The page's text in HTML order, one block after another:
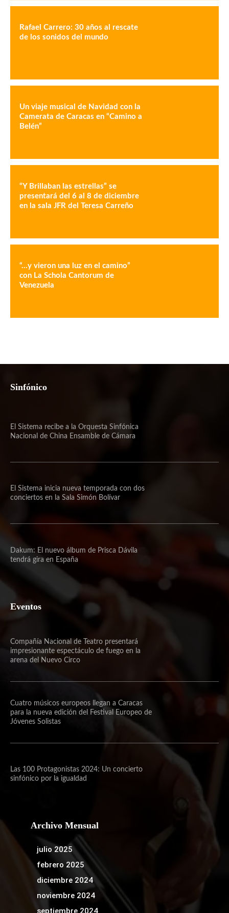
Rafael Carrero: 30 años al rescate
de los sonidos del mundo
Un viaje musical de Navidad con la
Camerata de Caracas en “Camino a
Belén”
“Y Brillaban las estrellas” se
presentará del 6 al 8 de diciembre
en la sala JFR del Teresa Carreño
“…y vieron una luz en el camino”
con La Schola Cantorum de
Venezuela
Sinfónico
El Sistema recibe a la Orquesta Sinfónica
Nacional de China Ensamble de Cámara
El Sistema inicia nueva temporada con dos
conciertos en la Sala Simón Bolívar
Dakum: El nuevo álbum de Prisca Dávila
tendrá gira en España
Eventos
Compañía Nacional de Teatro presentará
impresionante espectáculo de fuego en la
arena del Nuevo Circo
Cuatro músicos europeos llegan a Caracas
para la nueva edición del Festival Europeo de
Jóvenes Solistas
Las 100 Protagonistas 2024: Un concierto
sinfónico por la igualdad
Archivo Mensual
julio 2025
febrero 2025
diciembre 2024
noviembre 2024
septiembre 2024